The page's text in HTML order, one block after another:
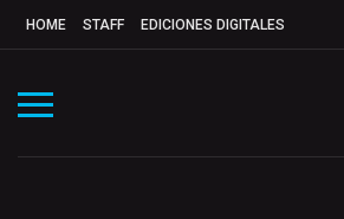
HOME STAFF EDICIONES DIGITALES